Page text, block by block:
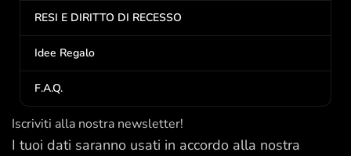
RESI E DIRITTO DI RECESSO
Idee Regalo
F.A.Q.
Iscriviti alla nostra newsletter!
I tuoi dati saranno usati in accordo alla nostra